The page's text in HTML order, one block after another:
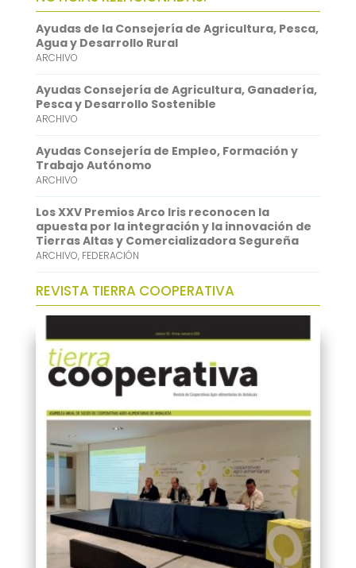
o
o
k
t
e
r
i
l
a
t
s
A
p
p
i
n
k
e
d
I
n
Ayudas de la Consejería de Agricultura, Pesca,
Agua y Desarrollo Rural
ARCHIVO
Ayudas Consejería de Agricultura, Ganadería,
Pesca y Desarrollo Sostenible
ARCHIVO
Ayudas Consejería de Empleo, Formación y
Trabajo Autónomo
ARCHIVO
Los XXV Premios Arco Iris reconocen la
apuesta por la integración y la innovación de
Tierras Altas y Comercializadora Segureña
ARCHIVO, FEDERACIÓN
REVISTA TIERRA COOPERATIVA